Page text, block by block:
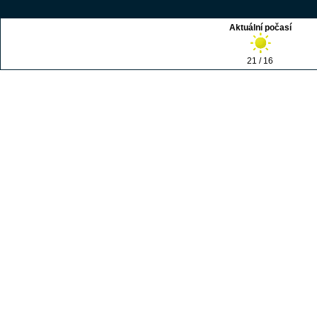
Aktuální počasí
21 / 16